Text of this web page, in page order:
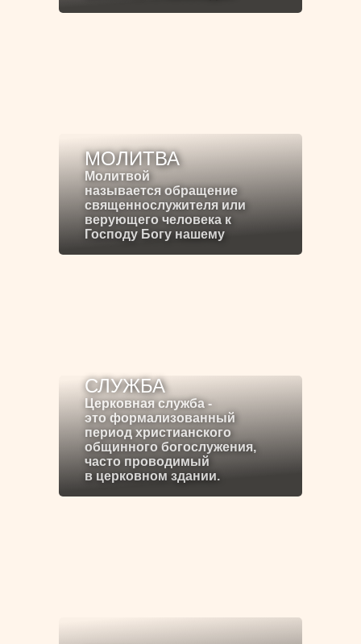
МОЛИТВА
Молитвой
называется обращение
священнослужителя или
верующего человека к
Господу Богу нашему
СЛУЖБА
Церковная служба -
это формализованный
период христианского
общинного богослужения,
часто проводимый
в церковном здании.